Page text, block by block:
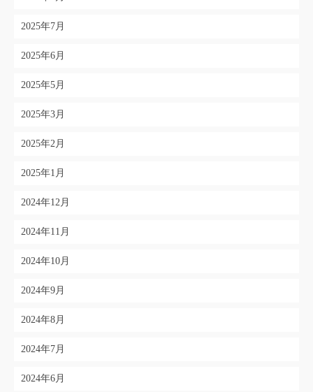
2025年7月
2025年6月
2025年5月
2025年3月
2025年2月
2025年1月
2024年12月
2024年11月
2024年10月
2024年9月
2024年8月
2024年7月
2024年6月